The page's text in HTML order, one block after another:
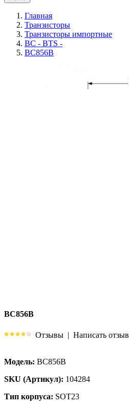
Главная
Транзисторы
Транзисторы импортные
BC - BTS -
BC856B
BC856B
Отзывы | Написать отзыв
Модель: BC856B
SKU (Артикул): 104284
Тип корпуса: SOT23